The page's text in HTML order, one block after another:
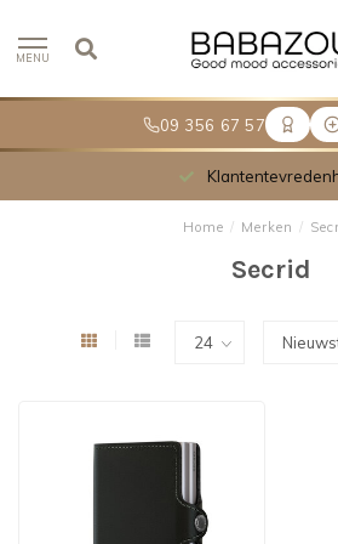
09 356 67 57
MENU
Home / Merken /
Secrid